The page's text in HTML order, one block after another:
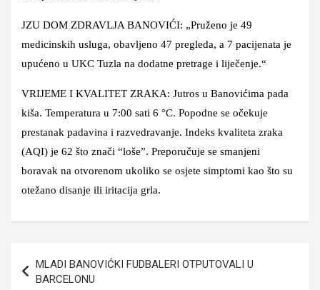
JZU DOM ZDRAVLJA BANOVIĆI: „Pruženo je 49
medicinskih usluga, obavljeno 47 pregleda, a 7 pacijenata je
upućeno u UKC Tuzla na dodatne pretrage i liječenje.“
VRIJEME I KVALITET ZRAKA: Jutros u Banovićima pada
kiša. Temperatura u 7:00 sati 6 °C. Popodne se očekuje
prestanak padavina i razvedravanje. Indeks kvaliteta zraka
(AQI) je 62 što znači “loše”. Preporučuje se smanjeni
boravak na otvorenom ukoliko se osjete simptomi kao što su
otežano disanje ili iritacija grla.
članaka
MLADI BANOVIĆKI FUDBALERI OTPUTOVALI U
BARCELONU